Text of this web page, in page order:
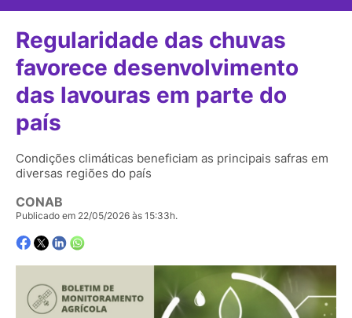
Regularidade das chuvas
favorece desenvolvimento
das lavouras em parte do
país
Condições climáticas beneficiam as principais safras em
diversas regiões do país
CONAB
Publicado em 22/05/2026 às 15:33h.